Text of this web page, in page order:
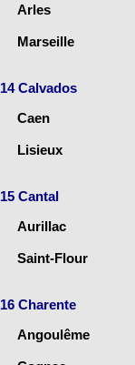
Arles
Marseille
14 Calvados
Caen
Lisieux
15 Cantal
Aurillac
Saint-Flour
16 Charente
Angoulême